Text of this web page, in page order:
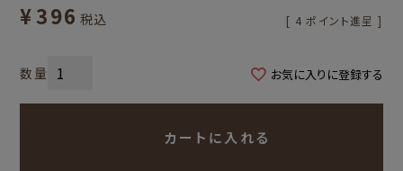
¥396 税込 [ 4 ポイント進呈 ]
お気に入りに登録する
カートに入れる